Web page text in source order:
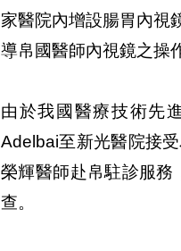
家醫院內增設腸胃內視
導帛國醫師內視鏡之操
由於我國醫療技術先
Adelbai至新光醫院接
榮輝醫師赴帛駐診服務
查。